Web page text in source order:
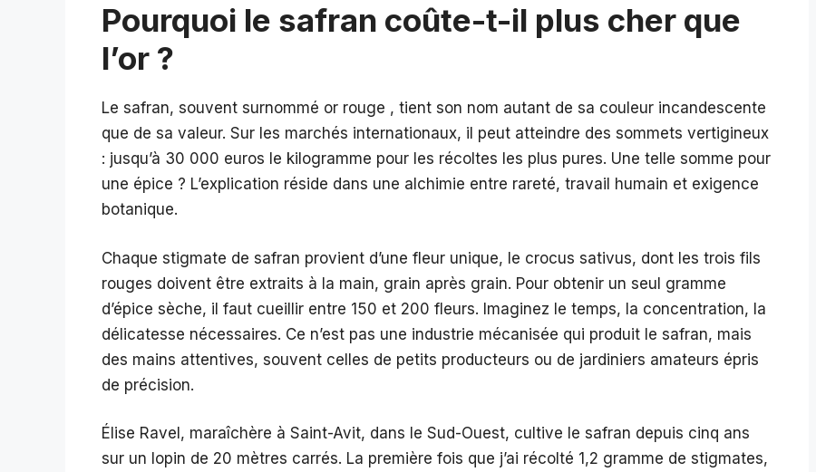
Pourquoi le safran coûte-t-il plus cher que
l’or ?
Le safran, souvent surnommé or rouge , tient son nom autant de sa couleur incandescente
que de sa valeur. Sur les marchés internationaux, il peut atteindre des sommets vertigineux
: jusqu’à 30 000 euros le kilogramme pour les récoltes les plus pures. Une telle somme pour
une épice ? L’explication réside dans une alchimie entre rareté, travail humain et exigence
botanique.
Chaque stigmate de safran provient d’une fleur unique, le crocus sativus, dont les trois fils
rouges doivent être extraits à la main, grain après grain. Pour obtenir un seul gramme
d’épice sèche, il faut cueillir entre 150 et 200 fleurs. Imaginez le temps, la concentration, la
délicatesse nécessaires. Ce n’est pas une industrie mécanisée qui produit le safran, mais
des mains attentives, souvent celles de petits producteurs ou de jardiniers amateurs épris
de précision.
Élise Ravel, maraîchère à Saint-Avit, dans le Sud-Ouest, cultive le safran depuis cinq ans
sur un lopin de 20 mètres carrés. La première fois que j’ai récolté 1,2 gramme de stigmates,